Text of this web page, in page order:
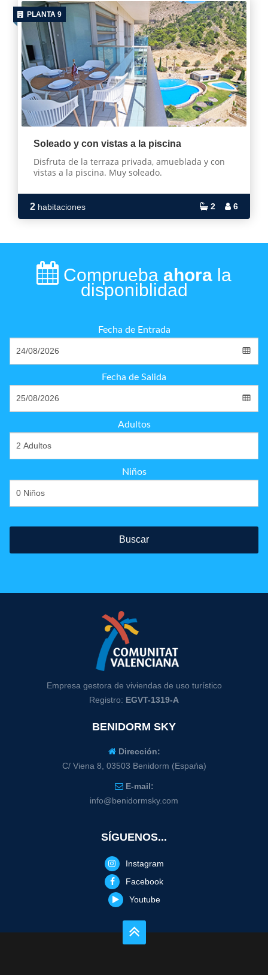
PLANTA 9
Soleado y con vistas a la piscina
Disfruta de la terraza privada, amueblada y con
vistas a la piscina. Muy soleado.
2 habitaciones 2 6
Comprueba ahora la
disponiblidad
Fecha de Entrada
Fecha de Salida
Adultos
Niños
Buscar
Empresa gestora de viviendas de uso turístico
Registro: EGVT-1319-A
BENIDORM SKY
Dirección:
C/ Viena 8, 03503 Benidorm (Espańa)
E-mail:
info@benidormsky.com
SÍGUENOS...
Instagram
Facebook
Youtube